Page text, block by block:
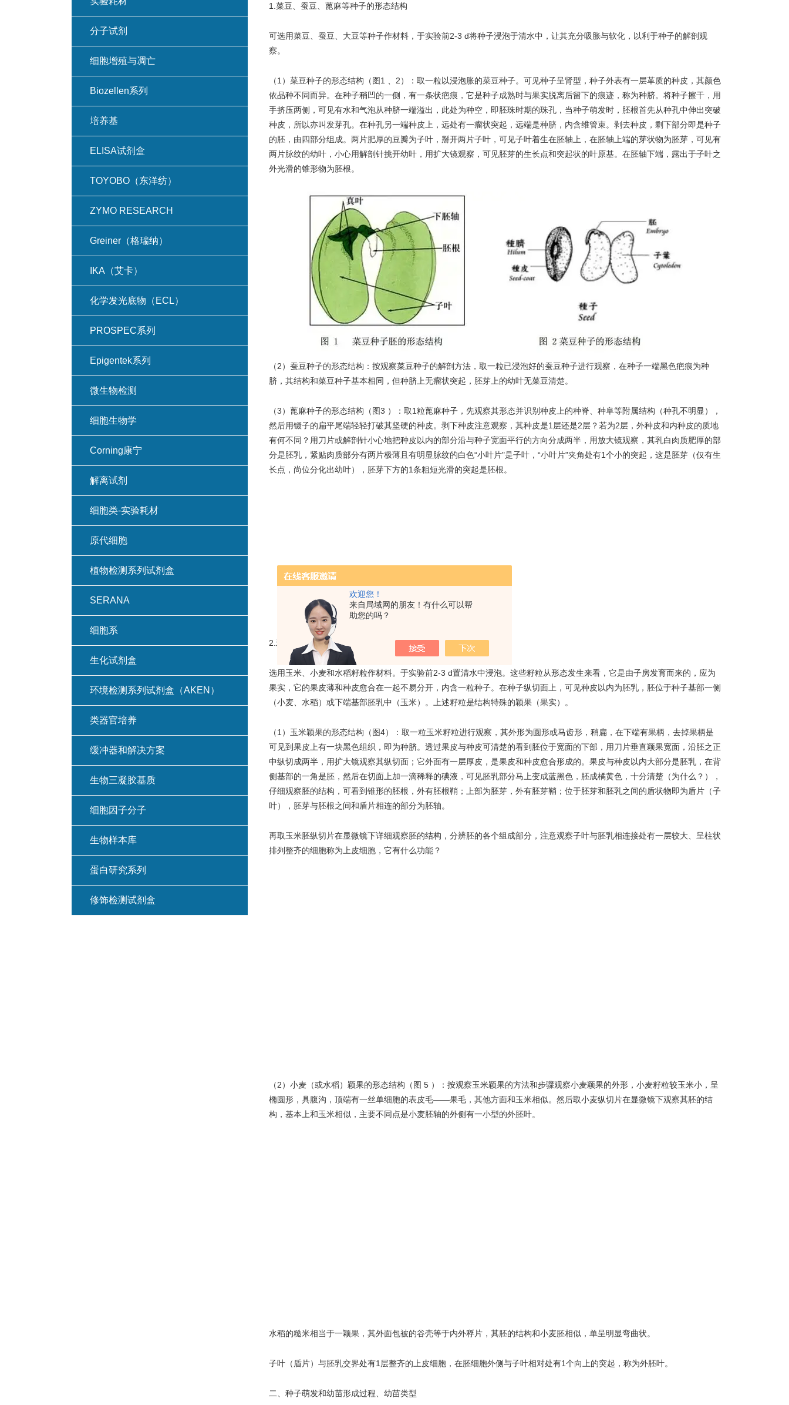
欢迎您！
来自局域网的朋友！有什么可以帮
助您的吗？
1.菜豆、蚕豆、蓖麻等种子的形态结构
可选用菜豆、蚕豆、大豆等种子作材料，于实验前2-3 d将种子浸泡于清水中，让其充分吸胀与软化，以利于种子的解剖观
察。
（1）菜豆种子的形态结构（图1 、2）：取一粒以浸泡胀的菜豆种子。可见种子呈肾型，种子外表有一层革质的种皮，其颜色
依品种不同而异。在种子稍凹的一侧，有一条状疤痕，它是种子成熟时与果实脱离后留下的痕迹，称为种脐。将种子擦干，用
手挤压两侧，可见有水和气泡从种脐一端溢出，此处为种空，即胚珠时期的珠孔，当种子萌发时，胚根首先从种孔中伸出突破
种皮，所以亦叫发芽孔。在种孔另一端种皮上，远处有一瘤状突起，远端是种脐，内含维管束。剥去种皮，剩下部分即是种子
的胚，由四部分组成。两片肥厚的豆瓣为子叶，掰开两片子叶，可见子叶着生在胚轴上，在胚轴上端的芽状物为胚芽，可见有
两片脉纹的幼叶，小心用解剖针挑开幼叶，用扩大镜观察，可见胚芽的生长点和突起状的叶原基。在胚轴下端，露出于子叶之
外光滑的锥形物为胚根。
（2）蚕豆种子的形态结构：按观察菜豆种子的解剖方法，取一粒已浸泡好的蚕豆种子进行观察，在种子一端黑色疤痕为种
脐，其结构和菜豆种子基本相同，但种脐上无瘤状突起，胚芽上的幼叶无菜豆清楚。
（3）蓖麻种子的形态结构（图3 ）：取1粒蓖麻种子，先观察其形态并识别种皮上的种脊、种阜等附属结构（种孔不明显），
然后用镊子的扁平尾端轻轻打破其坚硬的种皮。剥下种皮注意观察，其种皮是1层还是2层？若为2层，外种皮和内种皮的质地
有何不同？用刀片或解剖针小心地把种皮以内的部分沿与种子宽面平行的方向分成两半，用放大镜观察，其乳白肉质肥厚的部
分是胚乳，紧贴肉质部分有两片极薄且有明显脉纹的白色“小叶片"是子叶，“小叶片"夹角处有1个小的突起，这是胚芽（仅有生
长点，尚位分化出幼叶），胚芽下方的1条粗短光滑的突起是胚根。
2.禾本科植物颖片的形态结构
选用玉米、小麦和水稻籽粒作材料。于实验前2-3 d置清水中浸泡。这些籽粒从形态发生来看，它是由子房发育而来的，应为
果实，它的果皮薄和种皮愈合在一起不易分开，内含一粒种子。在种子纵切面上，可见种皮以内为胚乳，胚位于种子基部一侧
（小麦、水稻）或下端基部胚乳中（玉米）。上述籽粒是结构特殊的颖果（果实）。
（1）玉米颖果的形态结构（图4）：取一粒玉米籽粒进行观察，其外形为圆形或马齿形，稍扁，在下端有果柄，去掉果柄是
可见到果皮上有一块黑色组织，即为种脐。透过果皮与种皮可清楚的看到胚位于宽面的下部，用刀片垂直颖果宽面，沿胚之正
中纵切成两半，用扩大镜观察其纵切面；它外面有一层厚皮，是果皮和种皮愈合形成的。果皮与种皮以内大部分是胚乳，在背
侧基部的一角是胚，然后在切面上加一滴稀释的碘液，可见胚乳部分马上变成蓝黑色，胚成橘黄色，十分清楚（为什么？），
仔细观察胚的结构，可看到锥形的胚根，外有胚根鞘；上部为胚芽，外有胚芽鞘；位于胚芽和胚乳之间的盾状物即为盾片（子
叶），胚芽与胚根之间和盾片相连的部分为胚轴。
再取玉米胚纵切片在显微镜下详细观察胚的结构，分辨胚的各个组成部分，注意观察子叶与胚乳相连接处有一层较大、呈柱状
排列整齐的细胞称为上皮细胞，它有什么功能？
（2）小麦（或水稻）颖果的形态结构（图 5 ）：按观察玉米颖果的方法和步骤观察小麦颖果的外形，小麦籽粒较玉米小，呈
椭圆形，具腹沟，顶端有一丝单细胞的表皮毛——果毛，其他方面和玉米相似。然后取小麦纵切片在显微镜下观察其胚的结
构，基本上和玉米相似，主要不同点是小麦胚轴的外侧有一小型的外胚叶。
水稻的糙米相当于一颖果，其外面包被的谷壳等于内外稃片，其胚的结构和小麦胚相似，单呈明显弯曲状。
子叶（盾片）与胚乳交界处有1层整齐的上皮细胞，在胚细胞外侧与子叶相对处有1个向上的突起，称为外胚叶。
二、种子萌发和幼苗形成过程、幼苗类型
分子试剂
细胞增殖与凋亡
Biozellen系列
培养基
ELISA试剂盒
TOYOBO（东洋纺）
ZYMO RESEARCH
Greiner（格瑞纳）
IKA（艾卡）
化学发光底物（ECL）
PROSPEC系列
Epigentek系列
微生物检测
细胞生物学
Corning康宁
解离试剂
细胞类-实验耗材
原代细胞
植物检测系列试剂盒
SERANA
细胞系
生化试剂盒
环境检测系列试剂盒（AKEN）
类器官培养
缓冲器和解决方案
生物三凝胶基质
细胞因子分子
生物样本库
蛋白研究系列
修饰检测试剂盒